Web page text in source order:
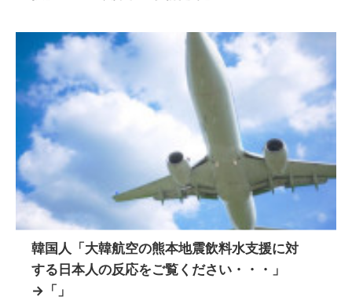
韓国人「大韓航空の熊本地震飲料水支援に対
する日本人の反応をご覧ください・・・」
→「」